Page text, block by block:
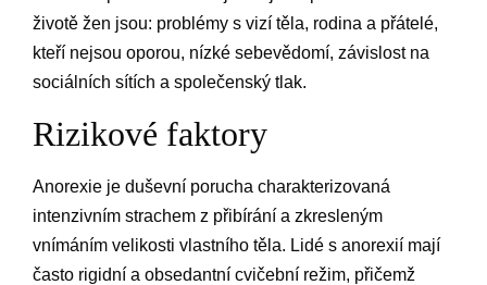
životě žen jsou: problémy s vizí těla, rodina a přátelé,
kteří nejsou oporou, nízké sebevědomí, závislost na
sociálních sítích a společenský tlak.
Rizikové faktory
Anorexie je duševní porucha charakterizovaná
intenzivním strachem z přibírání a zkresleným
vnímáním velikosti vlastního těla. Lidé s anorexií mají
často rigidní a obsedantní cvičební režim, přičemž